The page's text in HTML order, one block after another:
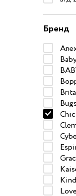
Бренд
Bugs